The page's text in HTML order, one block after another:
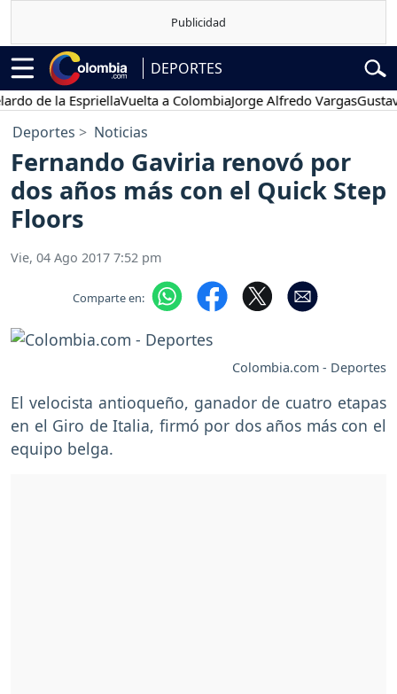
DEPORTES
de la EspriellaVuelta a ColombiaJorge Alfredo VargasGustavo
Deportes Noticias
Fernando Gaviria renovó por
dos años más con el Quick Step
Floors
Vie, 04 Ago 2017 7:52 pm
Comparte en:
Colombia.com - Deportes
El velocista antioqueño, ganador de cuatro etapas
en el Giro de Italia, firmó por dos años más con el
equipo belga.